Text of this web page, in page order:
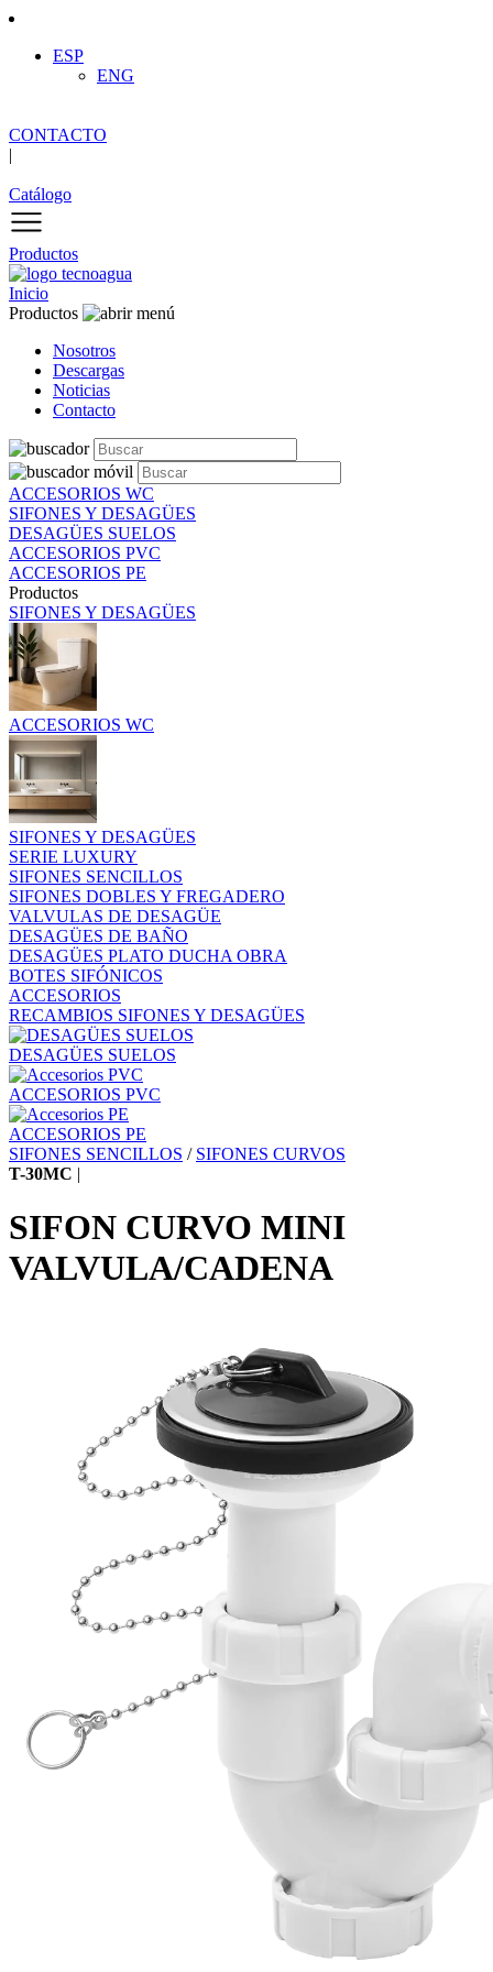
ESP
ENG
CONTACTO
|
Catálogo
Productos
Inicio
Productos
Nosotros
Descargas
Noticias
Contacto
ACCESORIOS WC
SIFONES Y DESAGÜES
DESAGÜES SUELOS
ACCESORIOS PVC
ACCESORIOS PE
Productos
SIFONES Y DESAGÜES
ACCESORIOS WC
SIFONES Y DESAGÜES
SERIE LUXURY
SIFONES SENCILLOS
SIFONES DOBLES Y FREGADERO
VALVULAS DE DESAGÜE
DESAGÜES DE BAÑO
DESAGÜES PLATO DUCHA OBRA
BOTES SIFÓNICOS
ACCESORIOS
RECAMBIOS SIFONES Y DESAGÜES
DESAGÜES SUELOS
ACCESORIOS PVC
ACCESORIOS PE
SIFONES SENCILLOS / SIFONES CURVOS
T-30MC |
SIFON CURVO MINI
VALVULA/CADENA